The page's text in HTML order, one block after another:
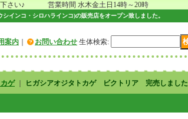
い♪ 営業時間 水木金土日14時～20時
インコ・シロハラインコ)の販売店をオープン致しました。
案内 お問い合わせ 生体検索:
ゲ｜ ヒガシアオジタトカゲ ビクトリア 完売しました